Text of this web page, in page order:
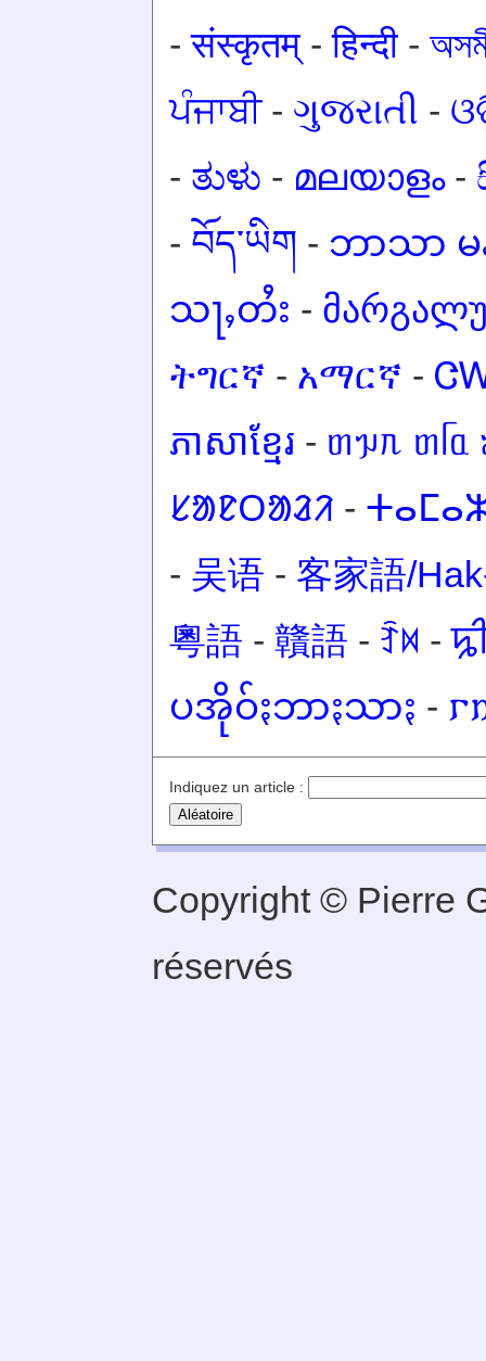
-संस्कृतम् -हिन्दी -
ਪੰਜਾਬੀ- ગુજરાતી -
- ತುಳು - മലയാളം-
- བོད་ཡིག - ဘာသာ မ
သႃႇတႆး -
ትግርኛ - አማርኛ -
ភាសាខ្មែរ - ᥖᥭᥰ ᥖᥬᥲ
ᱥᱟᱱᱛᱟᱲᱤ -
- 吴语 - 客家語/
粵語 - 贛語 - ꆇꉙ -
ပအိုဝ်ႏဘာႏသာႏ -
Indiquez un article :
Copyright © Pierre
réservés